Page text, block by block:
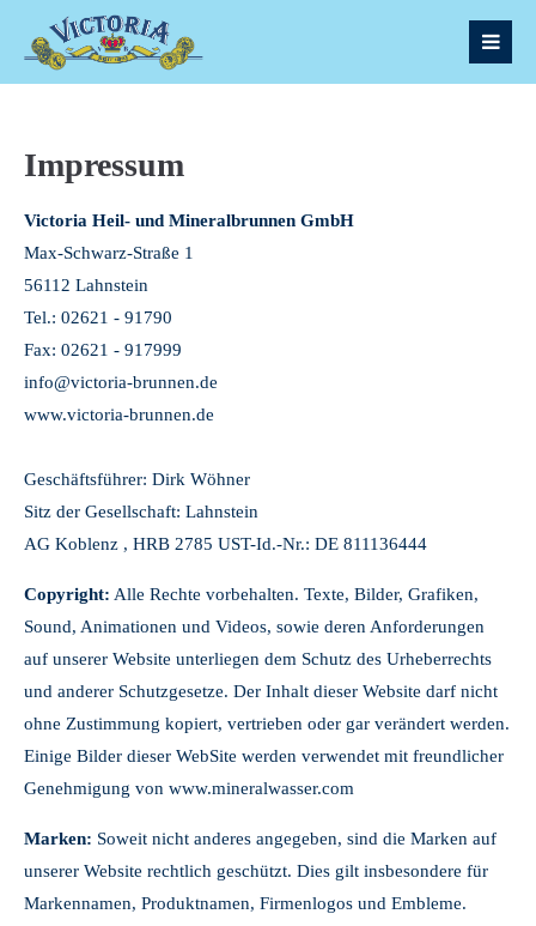
Impressum
Victoria Heil- und Mineralbrunnen GmbH
Max-Schwarz-Straße 1
56112 Lahnstein
Tel.: 02621 - 91790
Fax: 02621 - 917999
info@victoria-brunnen.de
www.victoria-brunnen.de
Geschäftsführer: Dirk Wöhner
Sitz der Gesellschaft: Lahnstein
AG Koblenz , HRB 2785 UST-Id.-Nr.: DE 811136444
Copyright: Alle Rechte vorbehalten. Texte, Bilder, Grafiken,
Sound, Animationen und Videos, sowie deren Anforderungen
auf unserer Website unterliegen dem Schutz des Urheberrechts
und anderer Schutzgesetze. Der Inhalt dieser Website darf nicht
ohne Zustimmung kopiert, vertrieben oder gar verändert werden.
Einige Bilder dieser WebSite werden verwendet mit freundlicher
Genehmigung von www.mineralwasser.com
Marken: Soweit nicht anderes angegeben, sind die Marken auf
unserer Website rechtlich geschützt. Dies gilt insbesondere für
Markennamen, Produktnamen, Firmenlogos und Embleme.